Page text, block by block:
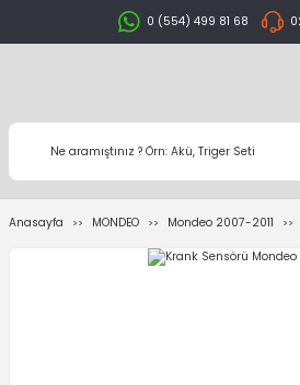
0 (554) 499 81 68
Anasayfa MONDEO Mondeo 2007-2011